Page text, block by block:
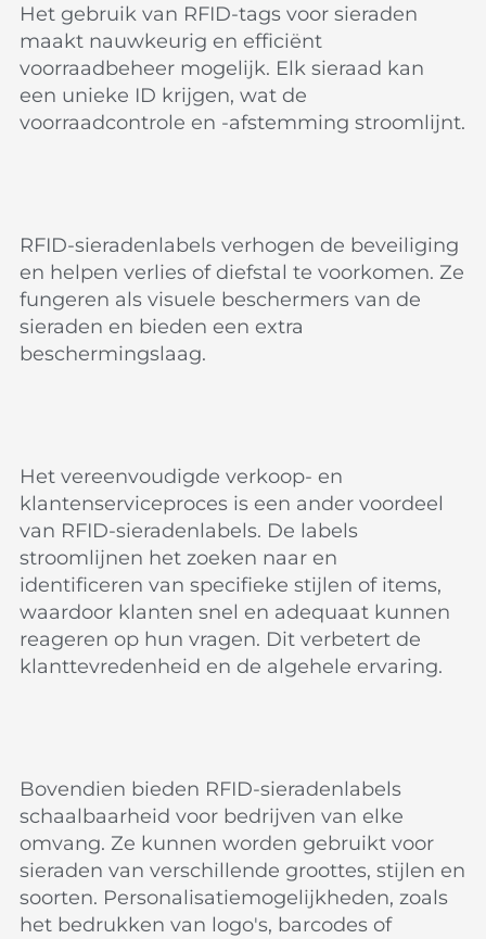
Het gebruik van RFID-tags voor sieraden
maakt nauwkeurig en efficiënt
voorraadbeheer mogelijk. Elk sieraad kan
een unieke ID krijgen, wat de
voorraadcontrole en -afstemming stroomlijnt.
RFID-sieradenlabels verhogen de beveiliging
en helpen verlies of diefstal te voorkomen. Ze
fungeren als visuele beschermers van de
sieraden en bieden een extra
beschermingslaag.
Het vereenvoudigde verkoop- en
klantenserviceproces is een ander voordeel
van RFID-sieradenlabels. De labels
stroomlijnen het zoeken naar en
identificeren van specifieke stijlen of items,
waardoor klanten snel en adequaat kunnen
reageren op hun vragen. Dit verbetert de
klanttevredenheid en de algehele ervaring.
Bovendien bieden RFID-sieradenlabels
schaalbaarheid voor bedrijven van elke
omvang. Ze kunnen worden gebruikt voor
sieraden van verschillende groottes, stijlen en
soorten. Personalisatiemogelijkheden, zoals
het bedrukken van logo's, barcodes of